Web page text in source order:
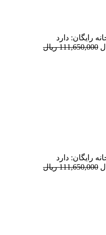
رایگان: دارد
111,650,000 ریال
رایگان: دارد
111,650,000 ریال